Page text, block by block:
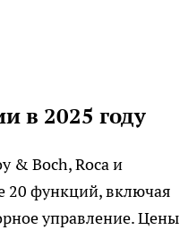
в 2025 году
& Boch, Roca и
20 функций, включая
управление. Цены